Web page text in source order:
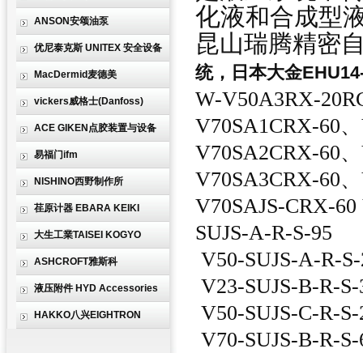
ANSON安颂油泵
优尼泰克斯 UNITEX 安全设备
MacDermid麦德美
vickers威格士(Danfoss)
ACE GIKEN点胶装置与设备
易福门ifm
NISHINO西野制作所
荏原计器 EBARA KEIKI
大生工業TAISEI KOGYO
ASHCROFT雅斯科
液压附件 HYD Accessories
HAKKO八兴EIGHTRON
化液和合成型
昆山瑞腾精密
统，日本大金
W-V50A3RX-
V70SA1CRX-60
V70SA2CRX-60、
V70SA3CRX-60
V70SAJS-CRX-60
SUJS-A-R-S-95
V50-SUJS-A-R-
V23-SUJS-B-R-
V50-SUJS-C-R-
V70-SUJS-B-R-